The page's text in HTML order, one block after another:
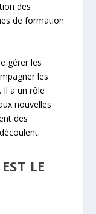
des
de formation
gérer les
les
Il a un rôle
nouvelles
des
LE